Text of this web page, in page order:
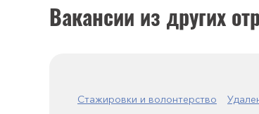
Вакансии из других
Стажировки и волонтерство